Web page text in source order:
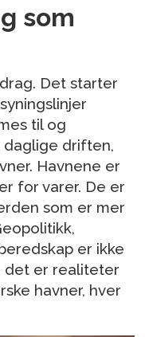
som
Det starter
til og
daglige driften,
Havnene er
for varer. De er
som er mer
er ikke
det er realiteter
havner, hver